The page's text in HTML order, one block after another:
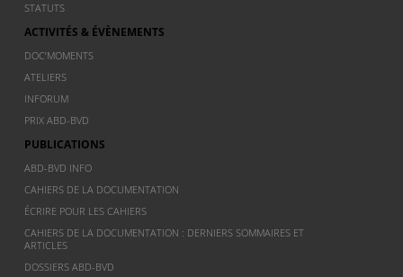
STATUTS
ACTIVITÉS & ÉVÈNEMENTS
DOC’MOMENTS
ATELIERS
INFORUM
PRIX ABD-BVD
PUBLICATIONS
ABD-BVD INFO
CAHIERS DE LA DOCUMENTATION
ÉCRIRE POUR LES CAHIERS
CAHIERS DE LA DOCUMENTATION : DERNIERS SOMMAIRES ET
ARTICLES
DOSSIERS ABD-BVD